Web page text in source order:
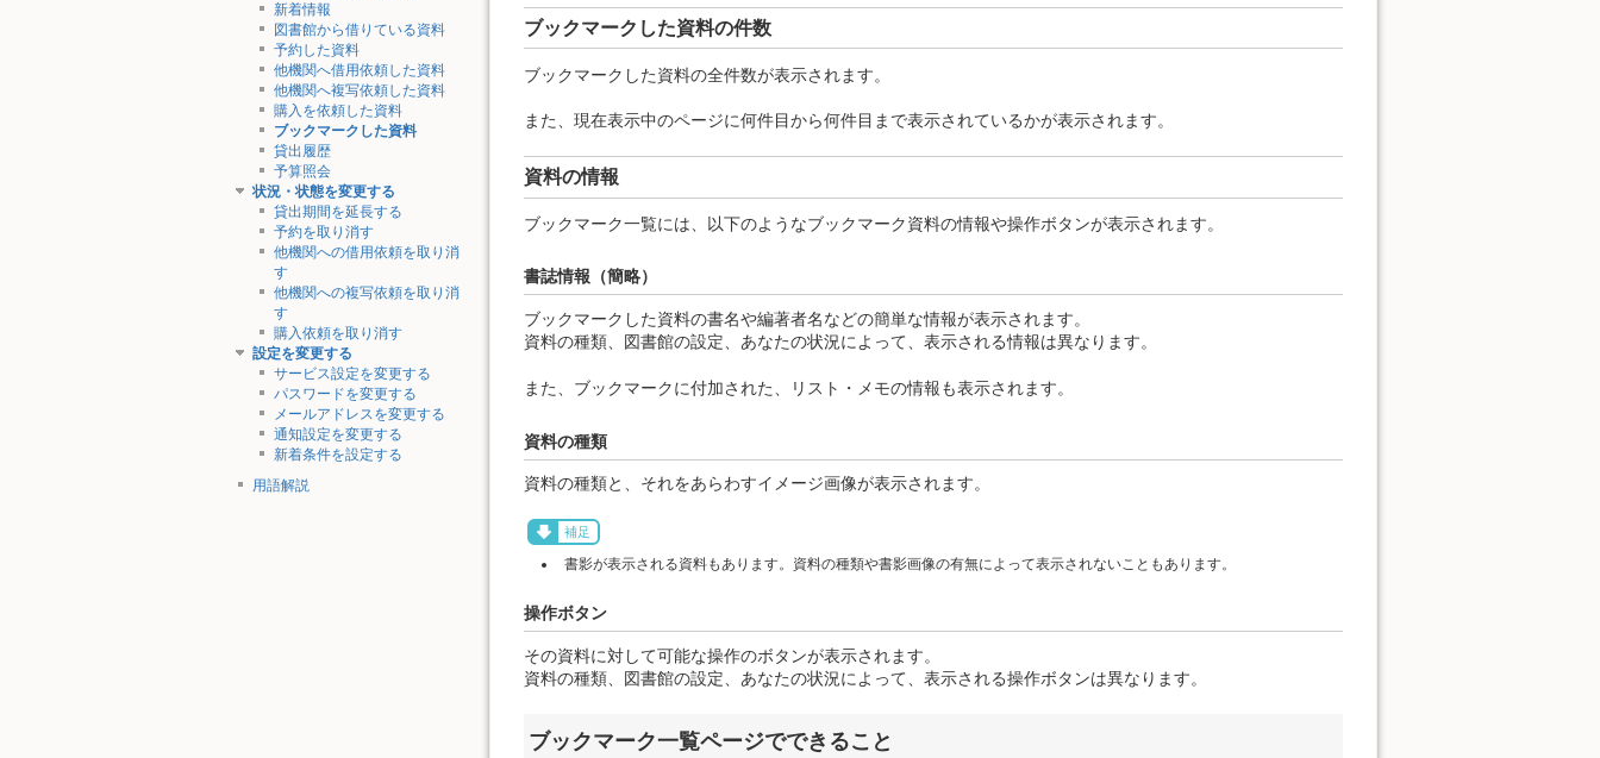
新着情報
図書館から借りている資料
予約した資料
他機関へ借用依頼した資料
他機関へ複写依頼した資料
購入を依頼した資料
ブックマークした資料
貸出履歴
予算照会
状況・状態を変更する
貸出期間を延長する
予約を取り消す
他機関への借用依頼を取り消
す
他機関への複写依頼を取り消
す
購入依頼を取り消す
設定を変更する
サービス設定を変更する
パスワードを変更する
メールアドレスを変更する
通知設定を変更する
新着条件を設定する
用語解説
ブックマークした資料の件数
ブックマークした資料の全件数が表示されます。
また、現在表示中のページに何件目から何件目まで表示されているかが表示されます。
資料の情報
ブックマーク一覧には、以下のようなブックマーク資料の情報や操作ボタンが表示されます。
書誌情報（簡略）
ブックマークした資料の書名や編著者名などの簡単な情報が表示されます。
資料の種類、図書館の設定、あなたの状況によって、表示される情報は異なります。
また、ブックマークに付加された、リスト・メモの情報も表示されます。
資料の種類
資料の種類と、それをあらわすイメージ画像が表示されます。
補足
書影が表示される資料もあります。資料の種類や書影画像の有無によって表示されないこともあります。
操作ボタン
その資料に対して可能な操作のボタンが表示されます。
資料の種類、図書館の設定、あなたの状況によって、表示される操作ボタンは異なります。
ブックマーク一覧ページでできること